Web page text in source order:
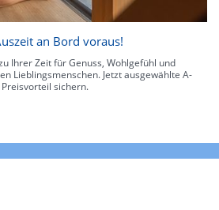
an Bord voraus!
Ihrer Zeit für Genuss, Wohlgefühl und
Lieblingsmenschen. Jetzt ausgewählte A-
sichern.